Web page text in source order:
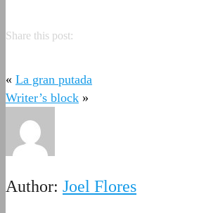
Share this post:
« La gran putada
Writer’s block »
Author: Joel Flores